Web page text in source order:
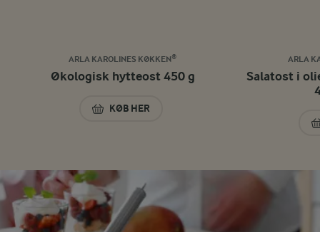
ARLA KAROLINES KØKKEN®
Økologisk hytteost 450 g
KØB HER
ØKOLOGISK HYTTEOST 450 G
ARLA
Salatost i